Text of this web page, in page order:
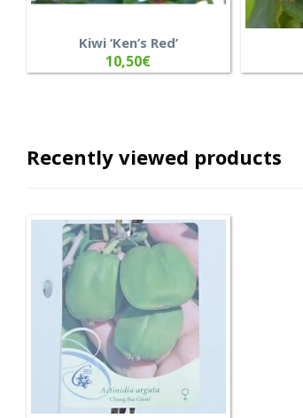
Kiwi ‘Ken’s Red’
10,50€
Recently viewed products